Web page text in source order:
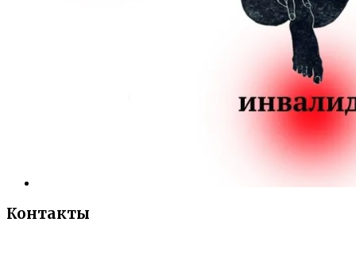
Контакты